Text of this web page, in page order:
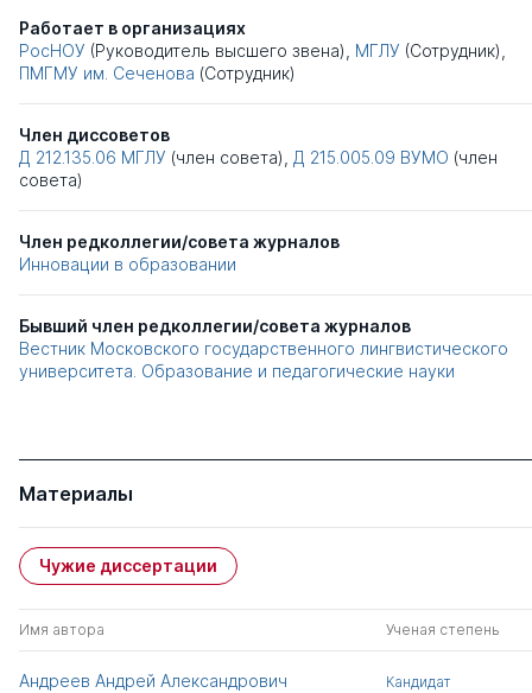
Работает в организациях
РосНОУ (Руководитель высшего звена), МГЛУ (Сотрудник),
ПМГМУ им. Сеченова (Сотрудник)
Член диссоветов
Д 212.135.06 МГЛУ (член совета), Д 215.005.09 ВУМО (член
совета)
Член редколлегии/совета журналов
Инновации в образовании
Бывший член редколлегии/совета журналов
Вестник Московского государственного лингвистического
университета. Образование и педагогические науки
Материалы
Чужие диссертации
Имя автора Ученая степень
Андреев Андрей Александрович
Кандидат